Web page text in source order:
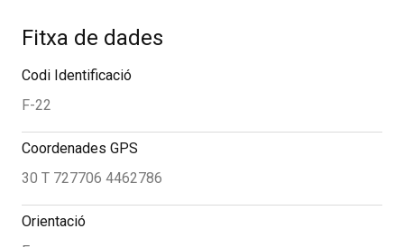
Fitxa de dades
Codi Identificació
F-22
Coordenades GPS
30 T 727706 4462786
Orientació